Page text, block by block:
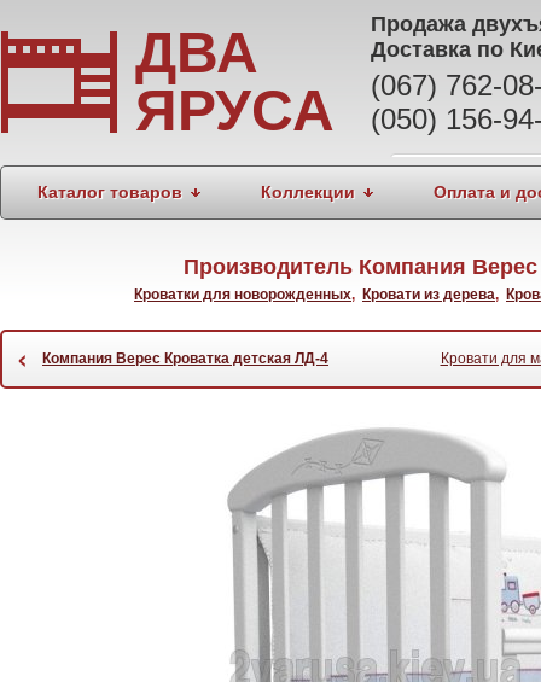
ДВА
ЯРУСА
Продажа
Доставка по
(067) 762-
(050) 156-
Каталог товаров Коллекции Оплата и
Производитель Компания
Кроватки для новорожденных, Кровати из дерева,
‹ Компания Верес Кроватка детская ЛД-4 Кровати для